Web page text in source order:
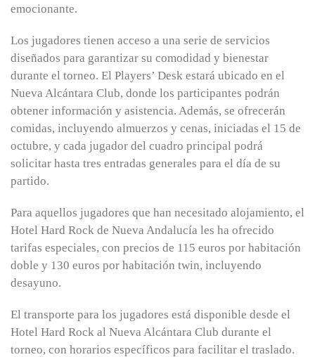
emocionante.
Los jugadores tienen acceso a una serie de servicios
diseñados para garantizar su comodidad y bienestar
durante el torneo. El Players’ Desk estará ubicado en el
Nueva Alcántara Club, donde los participantes podrán
obtener información y asistencia. Además, se ofrecerán
comidas, incluyendo almuerzos y cenas, iniciadas el 15 de
octubre, y cada jugador del cuadro principal podrá
solicitar hasta tres entradas generales para el día de su
partido.
Para aquellos jugadores que han necesitado alojamiento, el
Hotel Hard Rock de Nueva Andalucía les ha ofrecido
tarifas especiales, con precios de 115 euros por habitación
doble y 130 euros por habitación twin, incluyendo
desayuno.
El transporte para los jugadores está disponible desde el
Hotel Hard Rock al Nueva Alcántara Club durante el
torneo, con horarios específicos para facilitar el traslado.